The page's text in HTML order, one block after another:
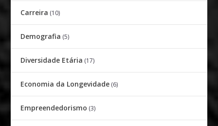
Carreira (10)
Demografia (5)
Diversidade Etária (17)
Economia da Longevidade (6)
Empreendedorismo (3)